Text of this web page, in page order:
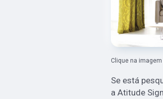
Clique na
Se está
a Atitude